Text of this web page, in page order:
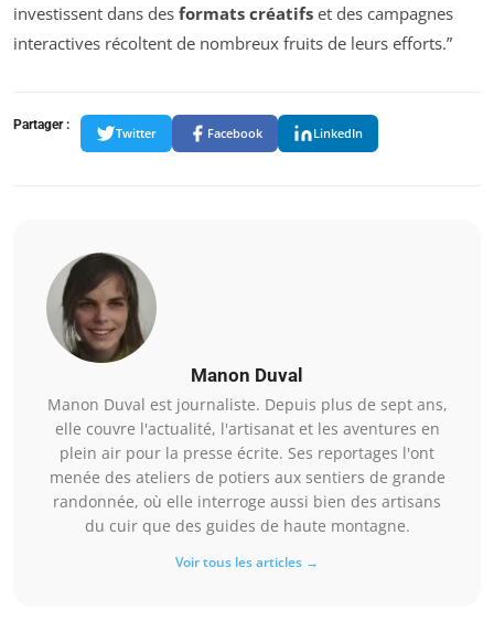
investissent dans des formats créatifs et des campagnes
interactives récoltent de nombreux fruits de leurs efforts.”
Partager :
Twitter Facebook LinkedIn
Manon Duval
Manon Duval est journaliste. Depuis plus de sept ans,
elle couvre l'actualité, l'artisanat et les aventures en
plein air pour la presse écrite. Ses reportages l'ont
menée des ateliers de potiers aux sentiers de grande
randonnée, où elle interroge aussi bien des artisans
du cuir que des guides de haute montagne.
Voir tous les articles →